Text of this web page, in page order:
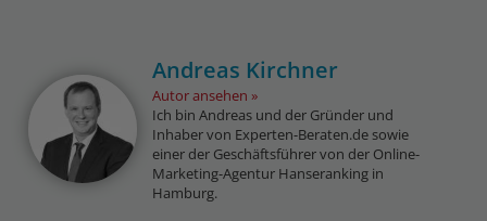
Andreas Kirchner
Autor ansehen
Ich bin Andreas und der Gründer und
Inhaber von Experten-Beraten.de sowie
einer der Geschäftsführer von der Online-
Marketing-Agentur Hanseranking in
Hamburg.